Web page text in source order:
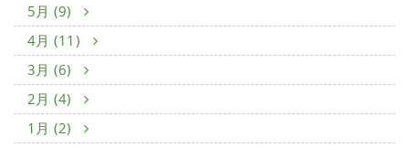
5月 (9)
4月 (11)
3月 (6)
2月 (4)
1月 (2)